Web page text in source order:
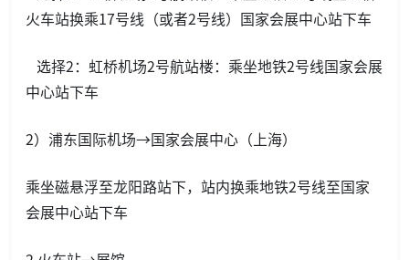
火车站换乘17号线（或者2号线）国家会展中心站下车
选择2：虹桥机场2号航站楼：乘坐地铁2号线国家会展
中心站下车
2）浦东国际机场→国家会展中心（上海）
乘坐磁悬浮至龙阳路站下，站内换乘地铁2号线至国家
会展中心站下车